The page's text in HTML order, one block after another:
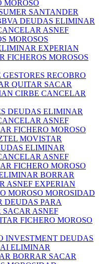
MOROSO
SANTANDER
DEUDAS ELIMINAR
ASNEF
MOROSOS
EXPERIAN
FICHEROS MOROSOS
RECOBRO
QUITAR SACAR
CIRBE CANCELAR
DEUDAS ELIMINAR
ASNEF
FICHERO MOROSO
MOVISTAR
ELIMINAR
ASNEF
FICHERO MOROSO
BORRAR
ASNEF EXPERIAN
MOROSO MOROSIDAD
DEUDAS PARA
SACAR ASNEF
FICHERO MOROSO
INVESTMENT DEUDAS
ELIMINAR
BORRAR SACAR